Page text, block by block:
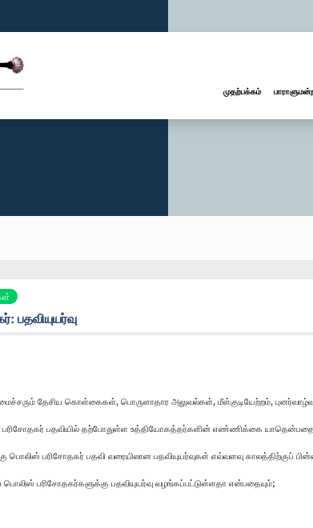
முதற்பக்கம்
பதவியுயர்வு
தேசிய கொள்கைகள், பொருளாதார அலுவல்கள், மீள்குடியேற்றம்,
பதவியில் தற்போதுள்ள உத்தியோகத்தர்களின் எண்ணிக்கை
பொலிஸ் பரிசோதகர் பதவி வரையிலான பதவியுயர்வுகள் எவ்வளவு காலத்திற்குப்
பரிசோதகர்களுக்கு பதவியுயர்வு வழங்கப்பட்டுள்ளதா என்பதையும்;